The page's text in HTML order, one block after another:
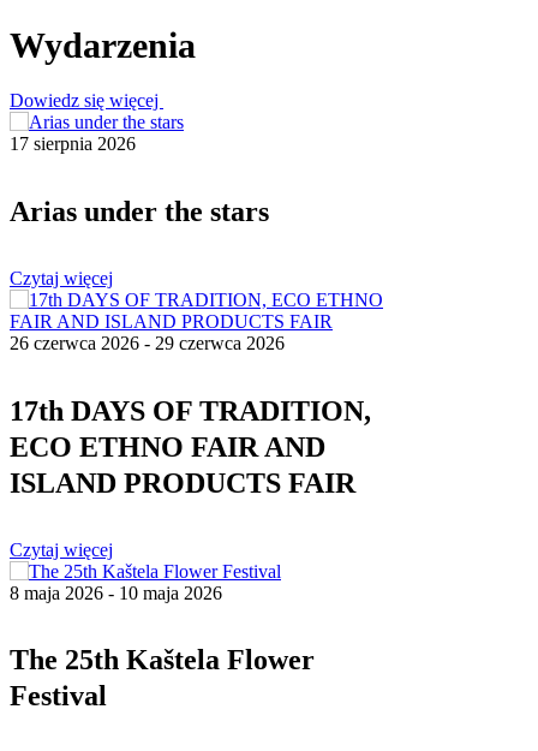
Multimedia
Safe in Dalmatia
Villa Nika, Kamberovo šetalište 30,
21216 Kaštel Stari, Hrvatska
Wydarzenia
Dowiedz się więcej
17 sierpnia 2026
Arias under the stars
Czytaj więcej
26 czerwca 2026 - 29 czerwca 2026
17th DAYS OF TRADITION,
ECO ETHNO FAIR AND
ISLAND PRODUCTS FAIR
Czytaj więcej
8 maja 2026 - 10 maja 2026
The 25th Kaštela Flower
Festival